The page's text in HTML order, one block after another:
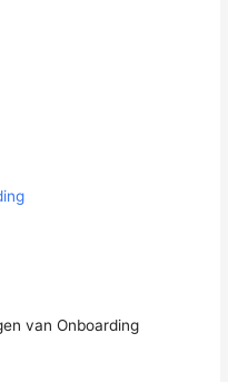
van Onboarding